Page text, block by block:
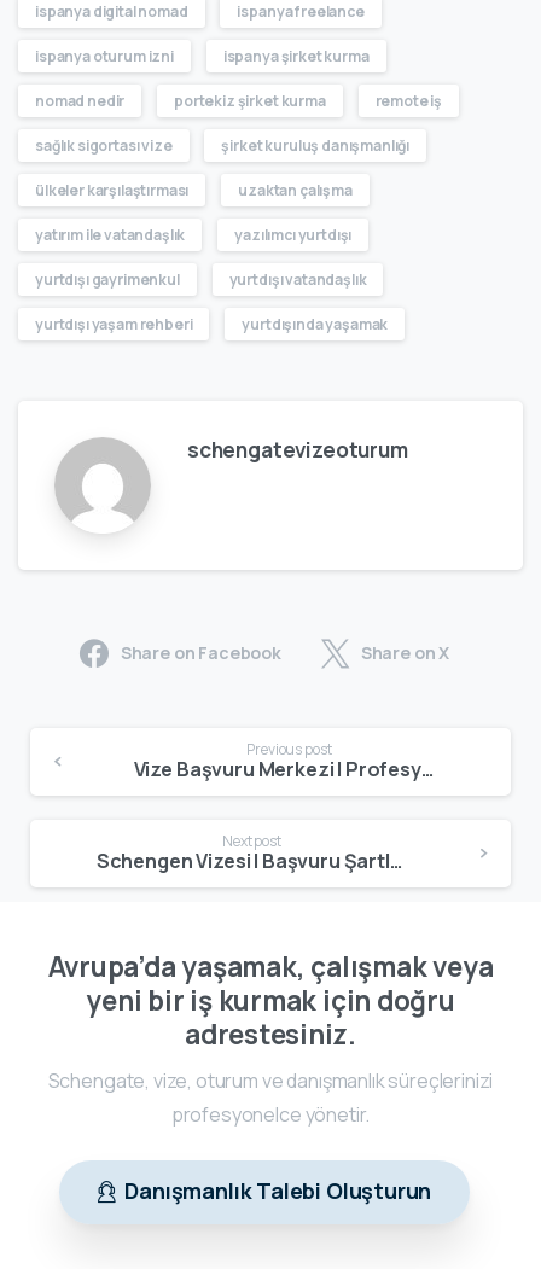
ispanya digital nomad ispanya freelance
ispanya oturum izni ispanya şirket kurma
nomad nedir portekiz şirket kurma remote iş
sağlık sigortası vize şirket kuruluş danışmanlığı
ülkeler karşılaştırması uzaktan çalışma
yatırım ile vatandaşlık yazılımcı yurtdışı
yurtdışı gayrimenkul yurtdışı vatandaşlık
yurtdışı yaşam rehberi yurtdışında yaşamak
schengatevizeoturum
Share on Facebook Share on X
Previous post
Vize Başvuru Merkezi | Profesyonel Evrak Hazırlığı & Süreç Yönetimi
Next post
Schengen Vizesi | Başvuru Şartları, Evraklar & Danışmanlık
Avrupa’da yaşamak, çalışmak veya
yeni bir iş kurmak için doğru
adrestesiniz.
Schengate, vize, oturum ve danışmanlık süreçlerinizi
profesyonelce yönetir.
Danışmanlık Talebi Oluşturun